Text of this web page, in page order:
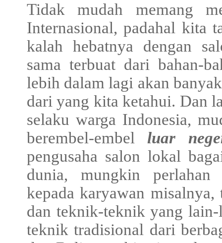
Tidak mudah memang
Internasional, padahal kita
kalah hebatnya dengan
sama terbuat dari bahan-
lebih dalam lagi akan
dari yang kita ketahui. Dan
selaku warga Indonesia,
berembel-embelluar
pengusaha salon lokal
dunia, mungkin perlahan
kepada karyawan
dan teknik-teknik yang
teknik tradisional dari